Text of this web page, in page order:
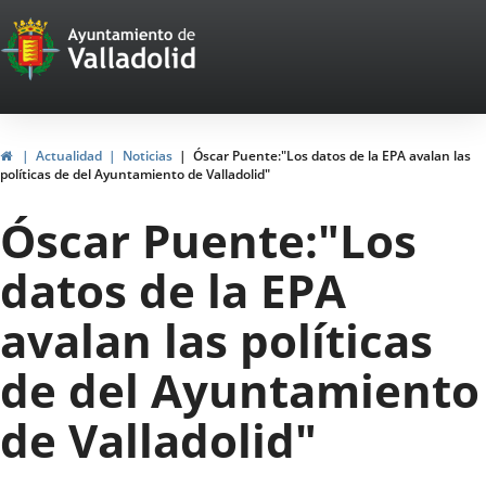
Portal
Web
del
Ayuntamiento
de
Valladolid
HomeActualidad Noticias
Óscar Puente:"Los datos de la EPA avalan las
políticas de del Ayuntamiento de Valladolid"
Óscar Puente:"Los
datos de la EPA
avalan las políticas
de del Ayuntamiento
de Valladolid"